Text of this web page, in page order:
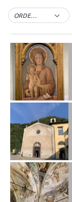
ORDER BY DEFAULT